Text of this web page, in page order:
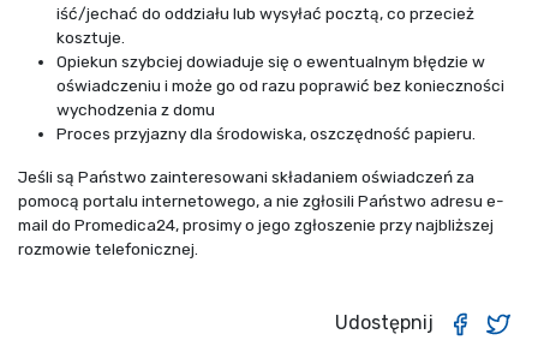
iść/jechać do oddziału lub wysyłać pocztą, co przecież
kosztuje.
Opiekun szybciej dowiaduje się o ewentualnym błędzie w
oświadczeniu i może go od razu poprawić bez konieczności
wychodzenia z domu
Proces przyjazny dla środowiska, oszczędność papieru.
Jeśli są Państwo zainteresowani składaniem oświadczeń za
pomocą portalu internetowego, a nie zgłosili Państwo adresu e-
mail do Promedica24, prosimy o jego zgłoszenie przy najbliższej
rozmowie telefonicznej.
Udostępnij